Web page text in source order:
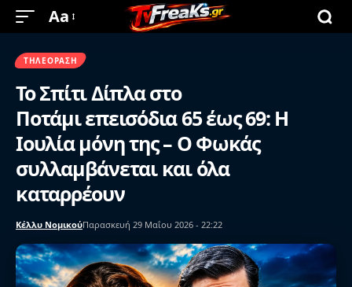
Aa
ΤΗΛΕΌΡΑΣΗ
Το Σπίτι Δίπλα στο
Ποτάμι επεισόδια 65 έως 69: Η
Ιουλία μόνη της – Ο Φωκάς
συλλαμβάνεται και όλα
καταρρέουν
Κέλλυ ΝομικούΠαρασκευή 29 Μαΐου 2026 - 22:22